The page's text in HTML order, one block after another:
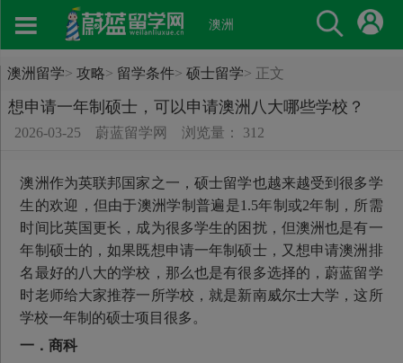
澳洲
澳洲留学> 攻略> 留学条件> 硕士留学> 正文
想申请一年制硕士，可以申请澳洲八大哪些学校？
2026-03-25 蔚蓝留学网 浏览量： 312
澳洲作为英联邦国家之一，硕士留学也越来越受到很多学
生的欢迎，但由于澳洲学制普遍是1.5年制或2年制，所需
时间比英国更长，成为很多学生的困扰，但澳洲也是有一
年制硕士的，如果既想申请一年制硕士，又想申请澳洲排
名最好的八大的学校，那么也是有很多选择的，蔚蓝留学
时老师给大家推荐一所学校，就是新南威尔士大学，这所
学校一年制的硕士项目很多。
一．商科